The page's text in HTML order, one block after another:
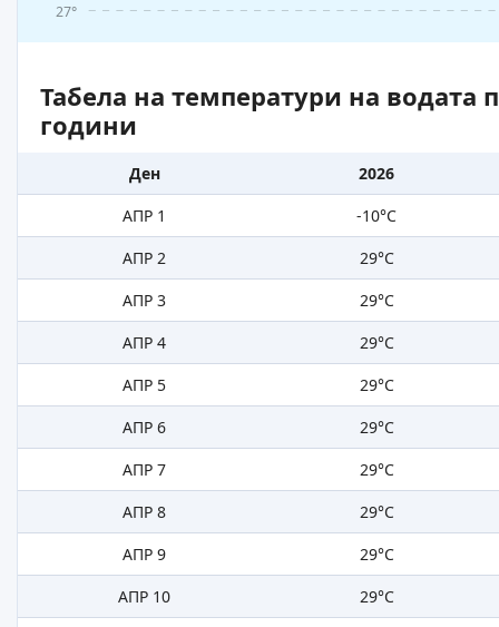
27°
Табела на температури на
години
Ден
2026
АПР 1
-10°C
АПР 2
29°C
АПР 3
29°C
АПР 4
29°C
АПР 5
29°C
АПР 6
29°C
АПР 7
29°C
АПР 8
29°C
АПР 9
29°C
АПР 10
29°C